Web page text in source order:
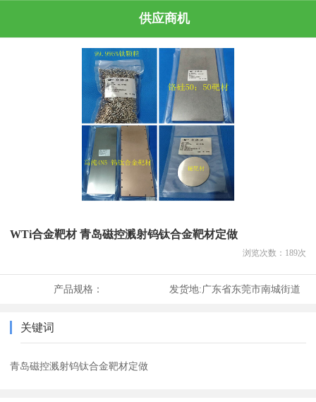
供应商机
WTi合金靶材 青岛磁控溅射钨钛合金靶材定做
浏览次数： 189次
产品规格： 发货地:广东省东莞市南城街道
关键词
青岛磁控溅射钨钛合金靶材定做